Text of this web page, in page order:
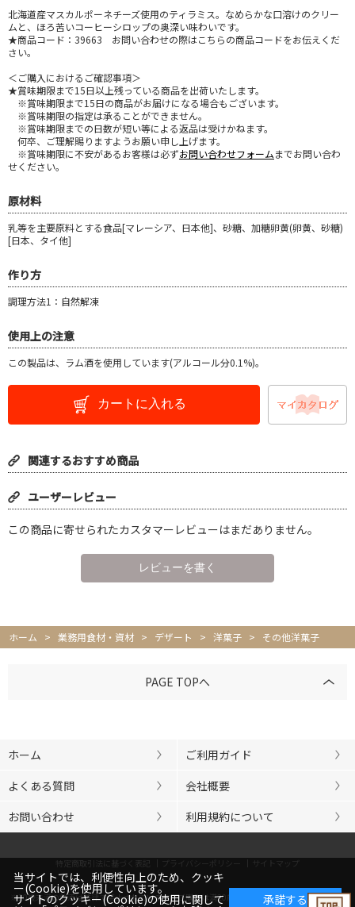
北海道産マスカルポーネチーズ使用のティラミス。なめらかな口溶けのクリー
ムと、ほろ苦いコーヒーシロップの奥深い味わいです。
★商品コード：39663 お問い合わせの際はこちらの商品コードをお伝えくだ
さい。
＜ご購入におけるご確認事項＞
★賞味期限まで15日以上残っている商品を出荷いたします。
※賞味期限まで15日の商品がお届けになる場合もございます。
※賞味期限の指定は承ることができません。
※賞味期限までの日数が短い等による返品は受けかねます。
何卒、ご理解賜りますようお願い申し上げます。
※賞味期限に不安があるお客様は必ずお問い合わせフォームまでお問い合わ
せください。
原材料
乳等を主要原料とする食品[マレーシア、日本他]、砂糖、加糖卵黄(卵黄、砂糖)
[日本、タイ他]
作り方
調理方法1：自然解凍
使用上の注意
この製品は、ラム酒を使用しています(アルコール分0.1%)。
カートに入れる
関連するおすすめ商品
ユーザーレビュー
この商品に寄せられたカスタマーレビューはまだありません。
ホーム > 業務用食材・資材 > デザート > 洋菓子 > その他洋菓子
PAGE TOPへ
ホーム
ご利用ガイド
よくある質問
会社概要
お問い合わせ
利用規約について
特定商取引法に基づく表記 プライバシーポリシー サイトマップ
※20歳未満の飲酒は法律で禁止されています。ご購入は満20歳以上の方に限らせていただきま
当サイトでは、利便性向上のため、クッキ
ー(Cookie)を使用しています。
サイトのクッキー(Cookie)の使用に関して 承諾する